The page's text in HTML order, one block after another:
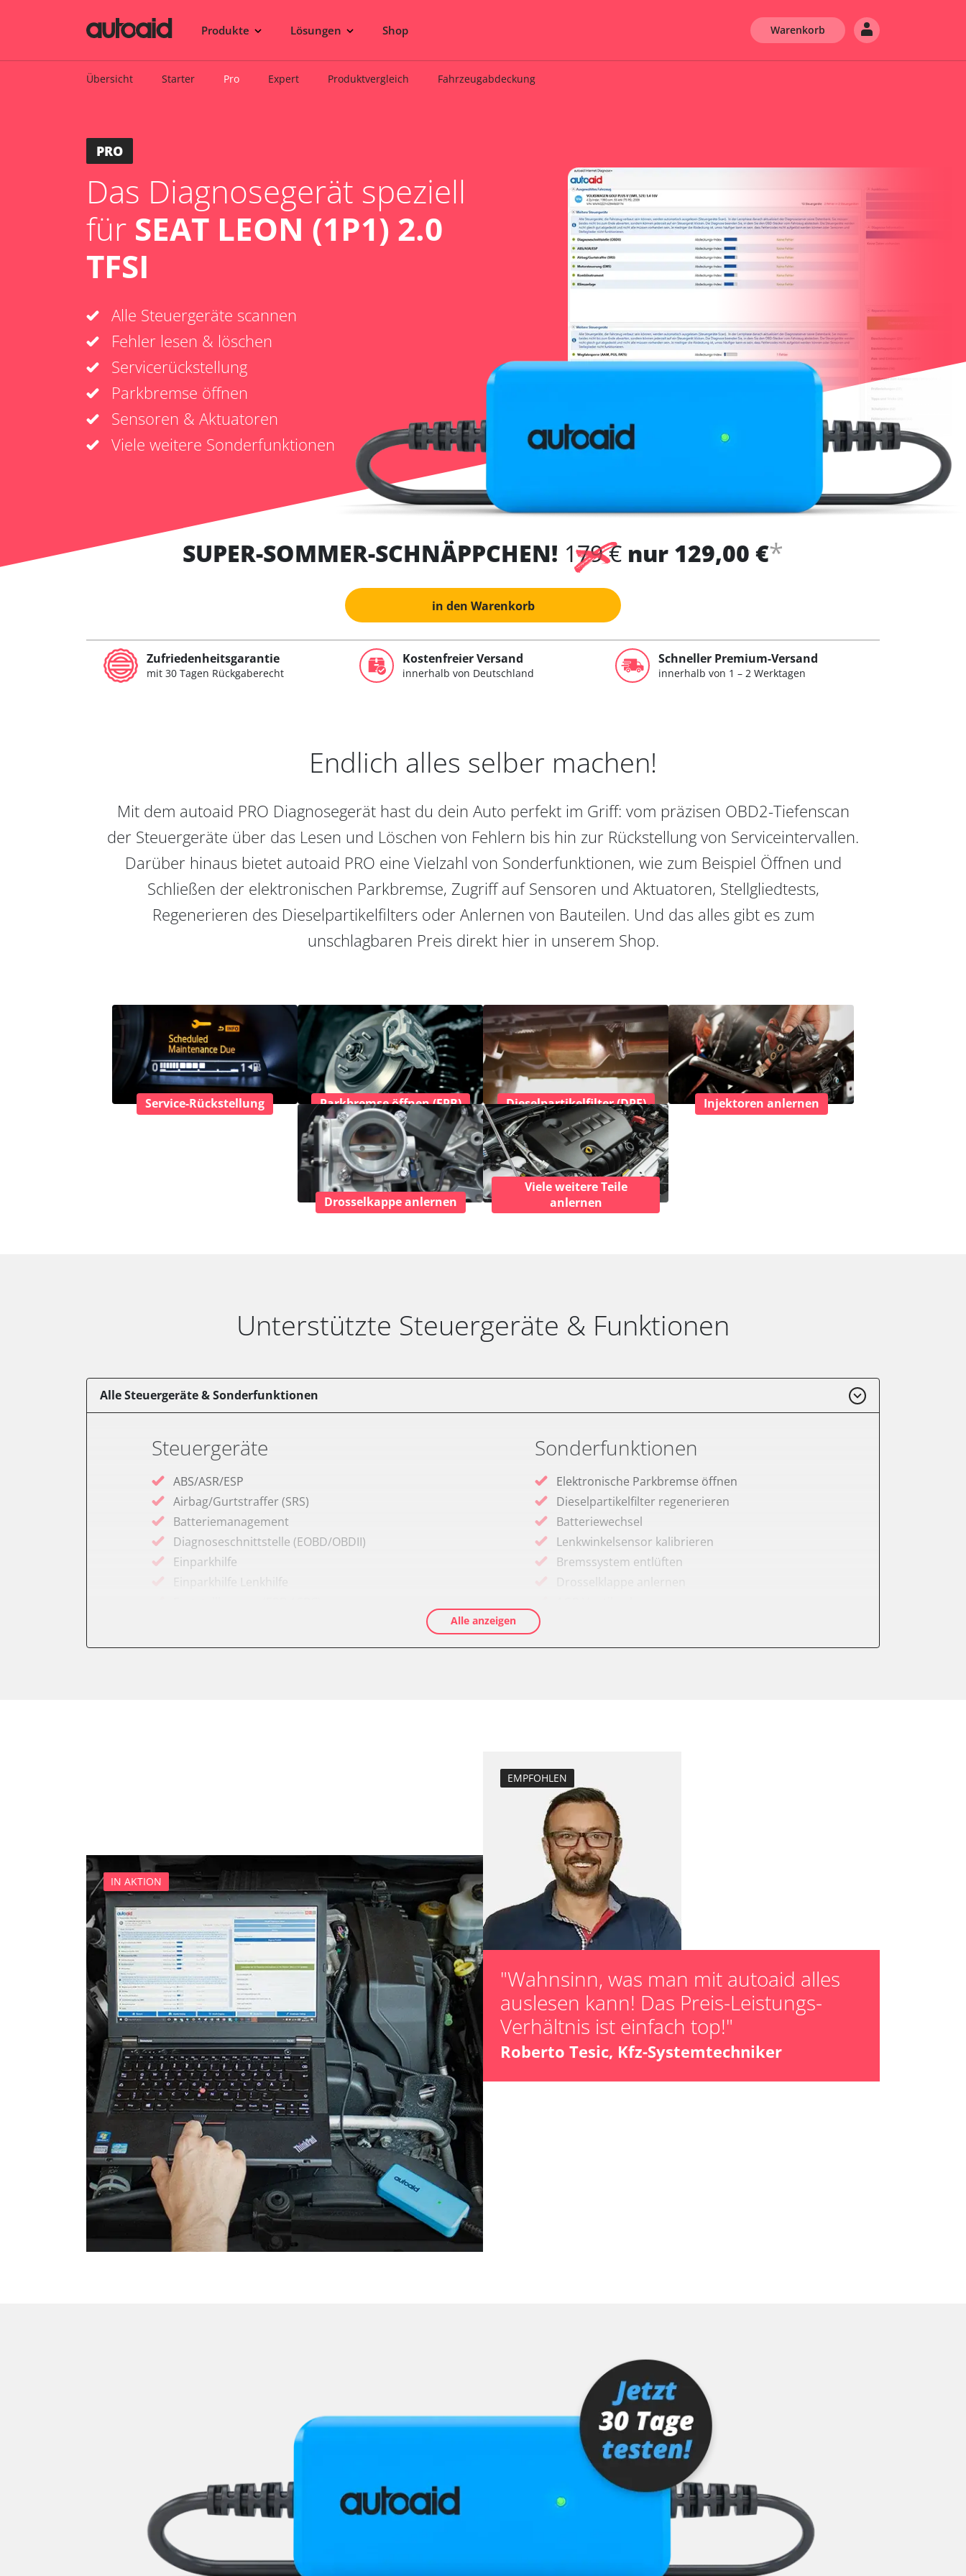
Produkte Lösungen Shop Warenkorb
Übersicht Starter Pro Expert Produktvergleich Fahrzeugabdeckung
PRO
Das Diagnosegerät speziell
für SEAT LEON (1P1) 2.0
TFSI
Alle Steuergeräte scannen
Fehler lesen & löschen
Servicerückstellung
Parkbremse öffnen
Sensoren & Aktuatoren
Viele weitere Sonderfunktionen
SUPER-SOMMER-SCHNÄPPCHEN! 179 € nur 129,00 €*
in den Warenkorb
Zufriedenheitsgarantie
mit 30 Tagen Rückgaberecht
Kostenfreier Versand
innerhalb von Deutschland
Schneller Premium-Versand
innerhalb von 1 – 2 Werktagen
Endlich alles selber machen!
Mit dem autoaid PRO Diagnosegerät hast du dein Auto perfekt im Griff: vom präzisen OBD2-Tiefenscan
der Steuergeräte über das Lesen und Löschen von Fehlern bis hin zur Rückstellung von Serviceintervallen.
Darüber hinaus bietet autoaid PRO eine Vielzahl von Sonderfunktionen, wie zum Beispiel Öffnen und
Schließen der elektronischen Parkbremse, Zugriff auf Sensoren und Aktuatoren, Stellgliedtests,
Regenerieren des Dieselpartikelfilters oder Anlernen von Bauteilen. Und das alles gibt es zum
unschlagbaren Preis direkt hier in unserem Shop.
Service-Rückstellung Parkbremse öffnen (EPB) Dieselpartikelfilter (DPF) Injektoren anlernen
Drosselkappe anlernen
Viele weitere Teile
anlernen
Unterstützte Steuergeräte & Funktionen
Alle Steuergeräte & Sonderfunktionen
Steuergeräte
ABS/ASR/ESP
Airbag/Gurtstraffer (SRS)
Batteriemanagement
Diagnoseschnittstelle (EOBD/OBDII)
Einparkhilfe
Einparkhilfe Lenkhilfe
Radio
Reifendruckkontrolle 2 (RDK)
Servolenkung
Sitzpositionsspeicher Fahrer
Stand-/Zusatzheizung
Stand-/Zusatzheizung 2
Telefon-/Notruf-System
Türsteuergerät hinten links
Türsteuergerät hinten rechts
Türsteuergerät vorne links
Türsteuergerät vorne rechts
Wegfahrsperre
Zentralelektronik
Zentralmodul Komfort
Sonderfunktionen
Elektronische Parkbremse öffnen
Dieselpartikelfilter regenerieren
Batteriewechsel
Lenkwinkelsensor kalibrieren
Bremssystem entlüften
Drosselklappe anlernen
Grundeinstellung
Injektoren einstellen
Kodierung der Reifendruckvariante
Lamdasonde anlernen
Scheinwerfereinstellung
Servicerückstellung
Turbolader Adaptionswerte zurücksetzen
Zurücksetzen der AGR Adaptionswerte
Verfügbarkeit abhängig von Modell, Motorisierung, Ausstattung und Konfiguration
Alle anzeigen
IN AKTION
EMPFOHLEN
"Wahnsinn, was man mit autoaid alles
auslesen kann! Das Preis-Leistungs-
Verhältnis ist einfach top!"
Roberto Tesic, Kfz-Systemtechniker